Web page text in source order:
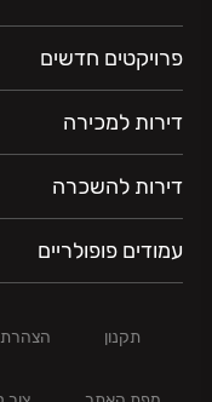
פרויקטים חדשים
דירות למכירה
דירות להשכרה
עמודים פופולריים
תקנון הצהרת